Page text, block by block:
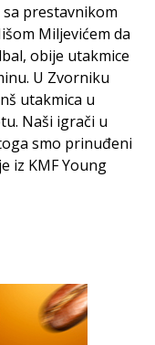
prestavnikom
Miljevićem da
obije utakmice
U Zvorniku
utakmica u
Naši igrači u
smo prinuđeni
iz KMF Young